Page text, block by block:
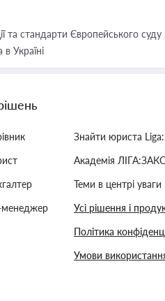
та стандарти Європейського
Україні
менеджер
Знайти юриста
Академія
Теми в центрі уваги
Усі рішення і
Політика
Умови